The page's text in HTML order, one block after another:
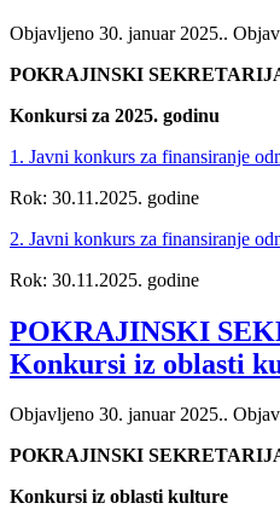
Objavljeno 30. januar 2025..
POKRAJINSKI
Konkursi za 2025. godinu
1. Javni konkurs za finansiranje
Rok: 30.11.2025. godine
2. Javni konkurs za finansiranje
Rok: 30.11.2025. godine
POKRAJINSKI
Konkursi iz oblasti
Objavljeno 30. januar 2025..
POKRAJINSKI
Konkursi iz oblasti kulture